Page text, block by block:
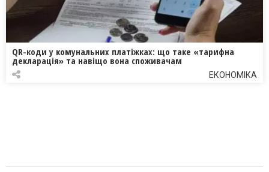
QR-коди у комунальних платіжках: що таке «тарифна
декларація» та навіщо вона споживачам
ЕКОНОМІКА